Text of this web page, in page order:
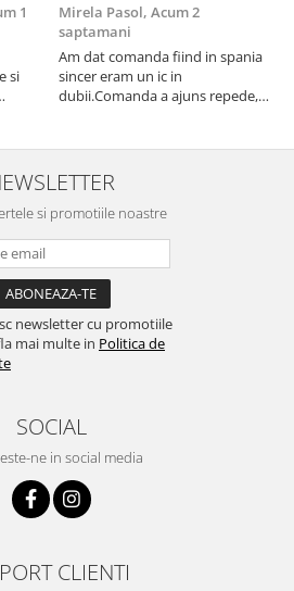
1
si
Mirela Pasol, Acum 2
saptamani
Am dat comanda fiind in spania
sincer eram un ic in
dubii.Comanda a ajuns repede,in
treaba,va multumesc pentru
rapiditate si
amabilitate,RECOMAND 100%
si promotiile noastre
newsletter cu promotiile
mai multe in Politica de
SOCIAL
ne in social media
CLIENTI